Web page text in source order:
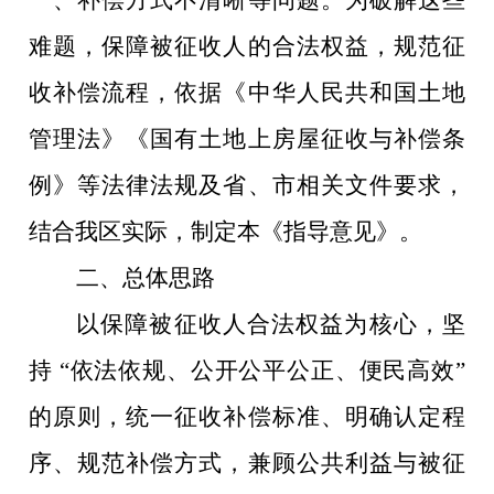
难题，保障被征收人的合法权益，规范征
收补偿流程，依据《中华人民共和国土地
管理法》《国有土地上房屋征收与补偿条
例》等法律法规及省、市相关文件要求，
结合我区实际，制定本《指导意见》。
二、总体思路
以保障被征收人合法权益为核心，坚
持 “依法依规、公开公平公正、便民高效”
的原则，统一征收补偿标准、明确认定程
序、规范补偿方式，兼顾公共利益与被征